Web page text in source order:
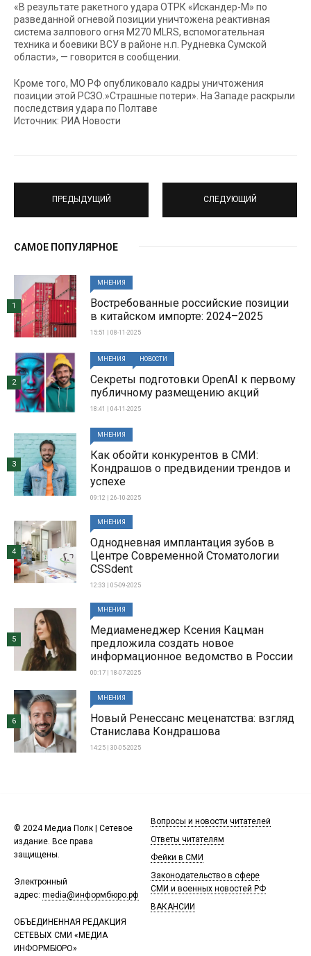
«В результате ракетного удара ОТРК «Искандер-М» по
разведанной огневой позиции уничтожена реактивная
система залпового огня М270 MLRS, вспомогательная
техника и боевики ВСУ в районе н.п. Рудневка Сумской
области», — говорится в сообщении.
Кроме того, МО РФ опубликовало кадры уничтожения
позиции этой РСЗО.»Страшные потери». На Западе раскрыли
последствия удара по Полтаве
Источник: РИА Новости
ПРЕДЫДУЩИЙ СЛЕДУЮЩИЙ
САМОЕ ПОПУЛЯРНОЕ
МНЕНИЯ
Востребованные российские позиции
в китайском импорте: 2024–2025
15:51 | 08-11-2025
1
МНЕНИЯ НОВОСТИ
Секреты подготовки OpenAI к первому
публичному размещению акций
18:41 | 04-11-2025
2
МНЕНИЯ
Как обойти конкурентов в СМИ:
Кондрашов о предвидении трендов и
успехе
09:12 | 26-10-2025
3
МНЕНИЯ
Однодневная имплантация зубов в
Центре Современной Стоматологии
CSSdent
12:33 | 05-09-2025
4
МНЕНИЯ
Медиаменеджер Ксения Кацман
предложила создать новое
информационное ведомство в России
00:17 | 18-07-2025
5
МНЕНИЯ
Новый Ренессанс меценатства: взгляд
Станислава Кондрашова
14:25 | 30-05-2025
6
© 2024 Медиа Полк | Сетевое
издание. Все права
защищены.
Электронный
адрес: media@информбюро.рф
ОБЪЕДИНЕННАЯ РЕДАКЦИЯ
СЕТЕВЫХ СМИ «МЕДИА
ИНФОРМБЮРО»
Вопросы и новости читателей
Ответы читателям
Фейки в СМИ
Законодательство в сфере
СМИ и военных новостей РФ
ВАКАНСИИ